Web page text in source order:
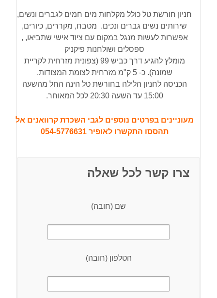
חניון חורשת טל כולל מקלחות מים חמים לגברים ונשים,
שירותים נשים גברים ונכים. מטבח, מקררים, כיורים,
אפשרות לעשות מנגל במקום עם ציוד אישי שתביאו, ,
ספסלים ושולחנות פיקניק
מומלץ להגיע דרך כביש 99 (צפונית מזרחית לקריית
שמונה). כ- 5 ק"מ מזרחית לצומת המצודות.
הכניסה לחניון הלילה בחורשת טל הינה החל מהשעה
15:00 עד השעה 20:30 לכל המאוחר.
מעוניינים בפרטים נוספים לגבי השכרת קרוואנים אל
תהססו התקשרו לאופיר 054-5776631
צרו קשר לכל שאלה
שם (חובה)
הטלפון (חובה)